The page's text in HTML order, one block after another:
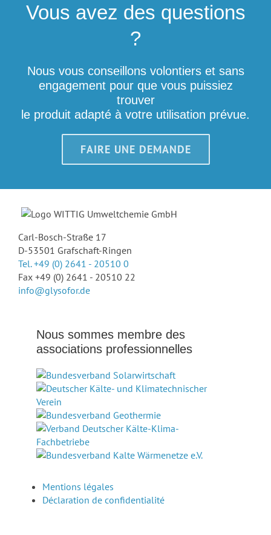
Vous avez des questions
?
Nous vous conseillons volontiers et sans
engagement pour que vous puissiez
trouver
le produit adapté à votre utilisation prévue.
FAIRE UNE DEMANDE
Carl-Bosch-Straße 17
D-53501 Grafschaft-Ringen
Tel. +49 (0) 2641 - 20510 0
Fax +49 (0) 2641 - 20510 22
info@glysofor.de
Nous sommes membre des
associations professionnelles
Mentions légales
Déclaration de confidentialité